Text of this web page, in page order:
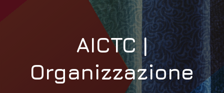
AICTC |
Organizzazione